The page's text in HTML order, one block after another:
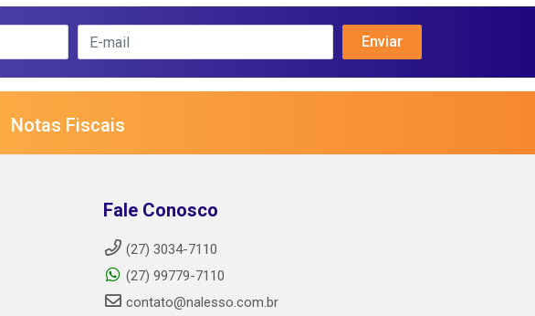
Notas Fiscais
Fale Conosco
(27) 3034-7110
(27) 99779-7110
contato@nalesso.com.br